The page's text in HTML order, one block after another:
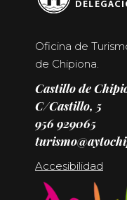
Oficina de
de Chipiona.
Castillo de
C/Castillo, 5
956 929065
Accesibilidad